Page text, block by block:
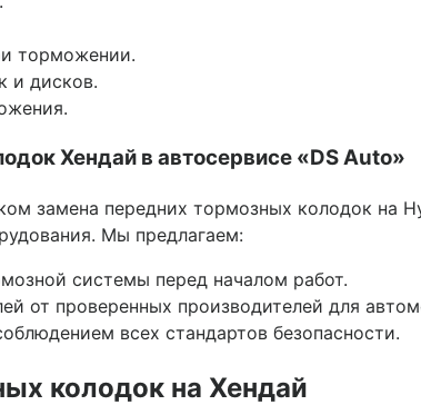
торможении.
и дисков.
Хендай в автосервисе «DS Auto»
замена передних тормозных колодок на
Мы предлагаем:
системы перед началом работ.
от проверенных производителей для
всех стандартов безопасности.
колодок на Хендай